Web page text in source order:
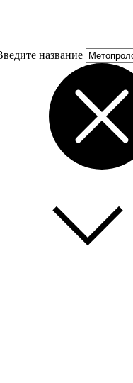
название